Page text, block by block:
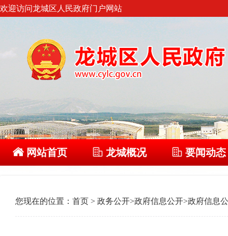
欢迎访问龙城区人民政府门户网站
网站首页 龙城概况 要闻动态
您现在的位置： 首页 > 政务公开>政府信息公开>政府信息